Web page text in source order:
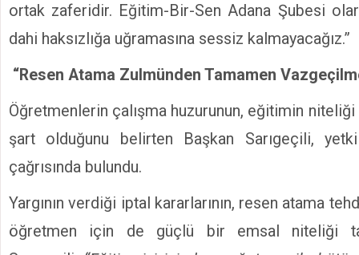
ortak zaferidir. Eğitim-Bir-Sen Adana Şubesi
dahi haksızlığa uğramasına sessiz kalmayacağız.”
“Resen Atama Zulmünden Tamamen
Öğretmenlerin çalışma huzurunun, eğitimin
şart olduğunu belirten Başkan Sarıgeçili,
çağrısında bulundu.
Yargının verdiği iptal kararlarının, resen atama
öğretmen için de güçlü bir emsal niteliği